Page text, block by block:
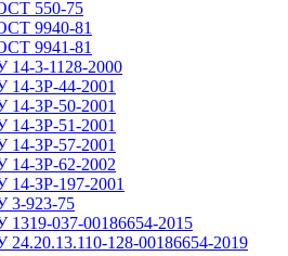
550-75
9940-81
9941-81
14-3-1128-2000
14-3Р-44-2001
14-3Р-50-2001
14-3Р-51-2001
14-3Р-57-2001
14-3Р-62-2002
14-ЗР-197-2001
3-923-75
1319-037-00186654-2015
24.20.13.110-128-00186654-2019